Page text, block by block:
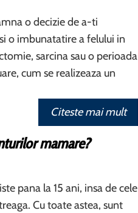
o decizie de a-ti
o imbunatatire a felului in
sarcina sau o perioada
cum se realizeaza un
Citeste mai mult
mamare?
pana la 15 ani, insa de cele
Cu toate astea, sunt